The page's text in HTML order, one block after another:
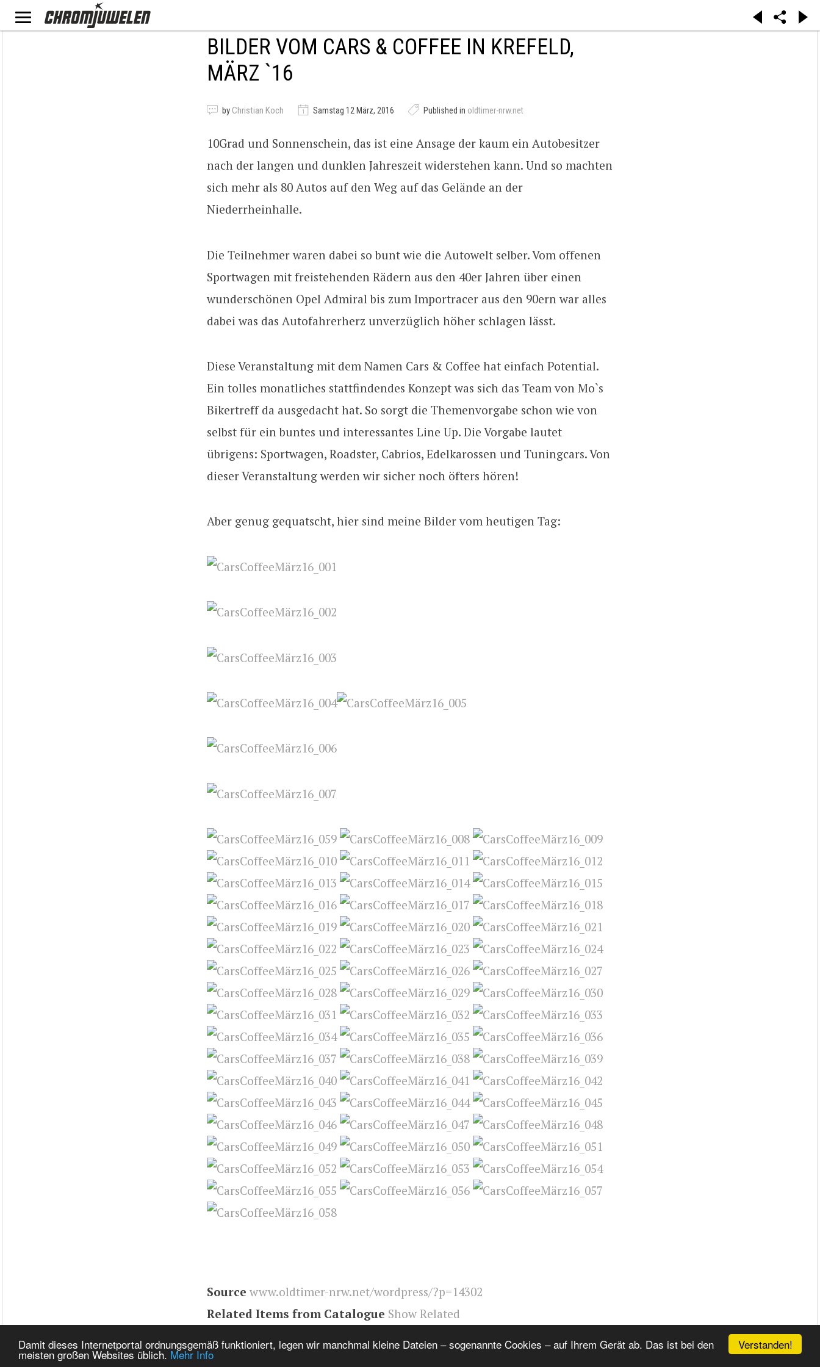
Verstanden!
Damit dieses Internetportal ordnungsgemäß funktioniert, legen wir manchmal kleine Dateien – sogenannte Cookies – auf Ihrem Gerät ab. Das ist bei den
meisten großen Websites üblich. Mehr Info
BILDER VOM CARS & COFFEE IN KREFELD,
MÄRZ `16
by Christian Koch Samstag 12 März, 2016 Published in oldtimer-nrw.net
10Grad und Sonnenschein, das ist eine Ansage der kaum ein Autobesitzer
nach der langen und dunklen Jahreszeit widerstehen kann. Und so machten
sich mehr als 80 Autos auf den Weg auf das Gelände an der
Niederrheinhalle.
Die Teilnehmer waren dabei so bunt wie die Autowelt selber. Vom offenen
Sportwagen mit freistehenden Rädern aus den 40er Jahren über einen
wunderschönen Opel Admiral bis zum Importracer aus den 90ern war alles
dabei was das Autofahrerherz unverzüglich höher schlagen lässt.
Diese Veranstaltung mit dem Namen Cars & Coffee hat einfach Potential.
Ein tolles monatliches stattfindendes Konzept was sich das Team von Mo`s
Bikertreff da ausgedacht hat. So sorgt die Themenvorgabe schon wie von
selbst für ein buntes und interessantes Line Up. Die Vorgabe lautet
übrigens: Sportwagen, Roadster, Cabrios, Edelkarossen und Tuningcars. Von
dieser Veranstaltung werden wir sicher noch öfters hören!
Aber genug gequatscht, hier sind meine Bilder vom heutigen Tag:
Source www.oldtimer-nrw.net/wordpress/?p=14302
Related Items from Catalogue Show Related